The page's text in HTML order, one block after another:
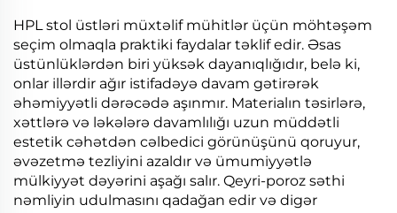
HPL stol üstləri müxtəlif mühitlər üçün möhtəşəm
seçim olmaqla praktiki faydalar təklif edir. Əsas
üstünlüklərdən biri yüksək dayanıqlığıdır, belə ki,
onlar illərdir ağır istifadəyə davam gətirərək
əhəmiyyətli dərəcədə aşınmır. Materialın təsirlərə,
xəttlərə və ləkələrə davamlılığı uzun müddətli
estetik cəhətdən cəlbedici görünüşünü qoruyur,
əvəzetmə tezliyini azaldır və ümumiyyətlə
mülkiyyət dəyərini aşağı salır. Qeyri-poroz səthi
nəmliyin udulmasını qadağan edir və digər